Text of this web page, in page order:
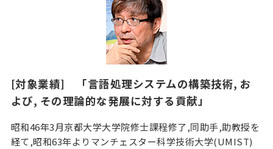
[対象業績] 「言語処理システムの構築技術, お
よび, その理論的な発展に対する貢献」
昭和46年3月京都大学大学院修士課程修了,同助手,助教授を
経て,昭和63年よりマンチェスター科学技術大学(UMIST)